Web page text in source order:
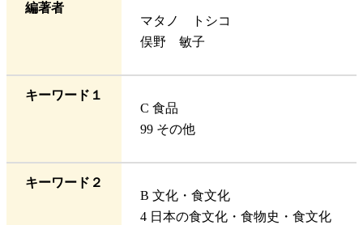
編著者
マタノ トシコ
俣野 敏子
キーワード１
C 食品
99 その他
キーワード２
B 文化・食文化
4 日本の食文化・食物史・食文化